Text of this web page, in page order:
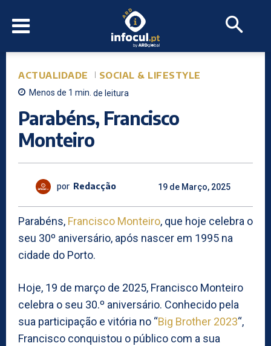
ACTUALIDADE SOCIAL & LIFESTYLE
Menos de 1 min. de leitura
Parabéns, Francisco
Monteiro
por Redacção 19 de Março, 2025
Parabéns, Francisco Monteiro, que hoje celebra o
seu 30º aniversário, após nascer em 1995 na
cidade do Porto.
Hoje, 19 de março de 2025, Francisco Monteiro
celebra o seu 30.º aniversário. Conhecido pela
sua participação e vitória no “Big Brother 2023“,
Francisco conquistou o público com a sua